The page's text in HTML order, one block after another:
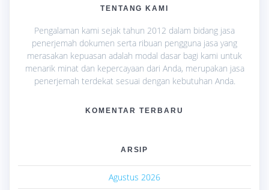
TENTANG KAMI
Pengalaman kami sejak tahun 2012 dalam bidang jasa
penerjemah dokumen serta ribuan pengguna jasa yang
merasakan kepuasan adalah modal dasar bagi kami untuk
menarik minat dan kepercayaan dari Anda, merupakan jasa
penerjemah terdekat sesuai dengan kebutuhan Anda.
KOMENTAR TERBARU
ARSIP
Agustus 2026